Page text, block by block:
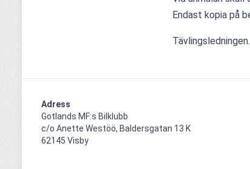
Endast kopia på
Tävlingsledningen.
Adress
Gotlands MF:s Bilklubb
c/o Anette Westöö, Baldersgatan 13 K
62145 Visby